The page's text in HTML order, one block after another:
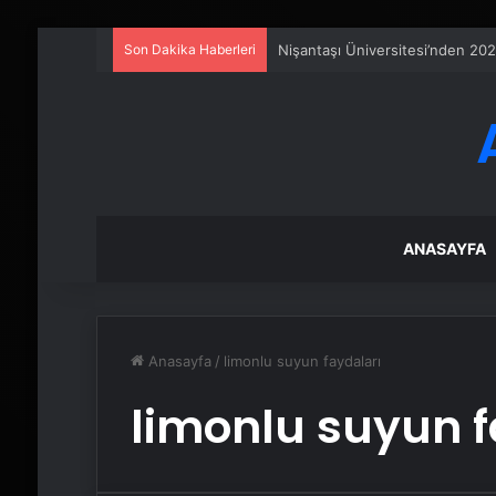
Son Dakika Haberleri Nişantaşı Üniversitesi’nden
ANASAYFA
Anasayfa / limonlu suyun faydaları
limonlu suyun